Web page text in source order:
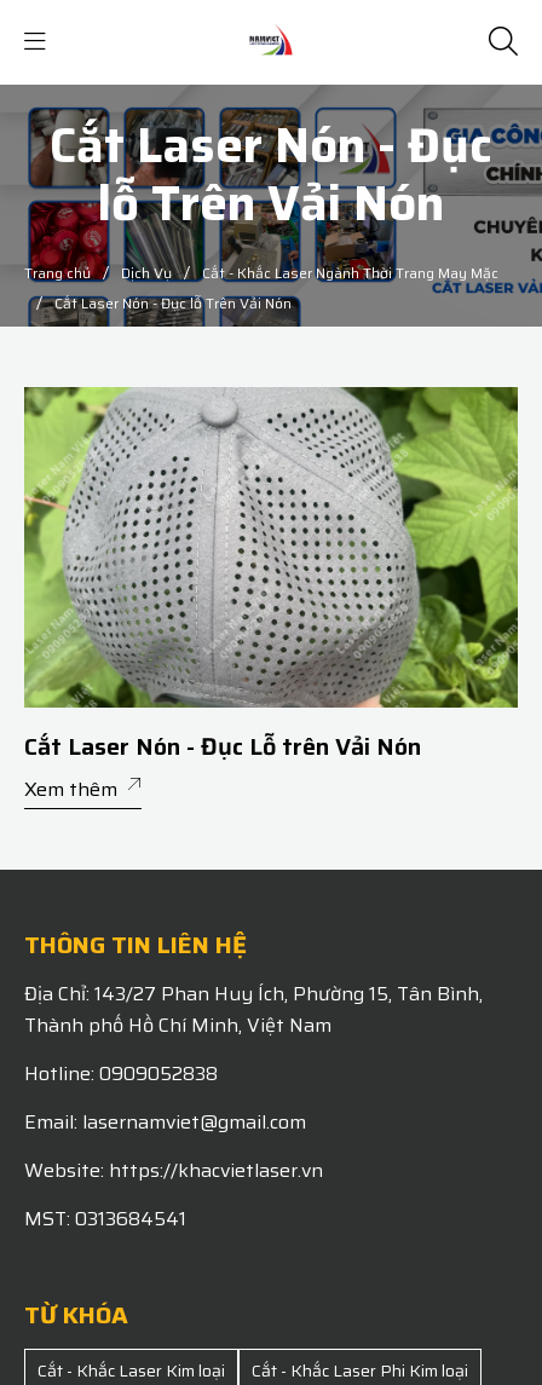
Cắt Laser Nón - Đục
lỗ Trên Vải Nón
Trang chủ / Dịch Vụ / Cắt - Khắc Laser Ngành Thời Trang May Mặc
/ Cắt Laser Nón - Đục lỗ Trên Vải Nón
Cắt Laser Nón - Đục Lỗ trên Vải Nón
Xem thêm
THÔNG TIN LIÊN HỆ
Địa Chỉ: 143/27 Phan Huy Ích, Phường 15, Tân Bình,
Thành phố Hồ Chí Minh, Việt Nam
Hotline: 0909052838
Email: lasernamviet@gmail.com
Website: https://khacvietlaser.vn
MST: 0313684541
TỪ KHÓA
Cắt - Khắc Laser Kim loại
Cắt - Khắc Laser Phi Kim loại